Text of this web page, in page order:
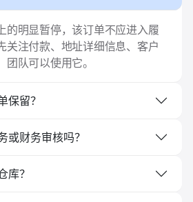
的明显暂停，该订单不应进入履
关注付款、地址详细信息、客户
队可以使用它。
保留？
或财务审核吗？
库？